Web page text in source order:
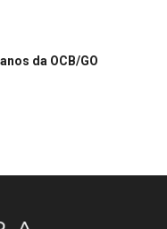
da OCB/GO